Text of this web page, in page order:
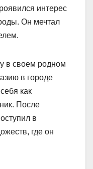
интерес
Он мечтал
в своем родном
в городе
как
После
в
где он